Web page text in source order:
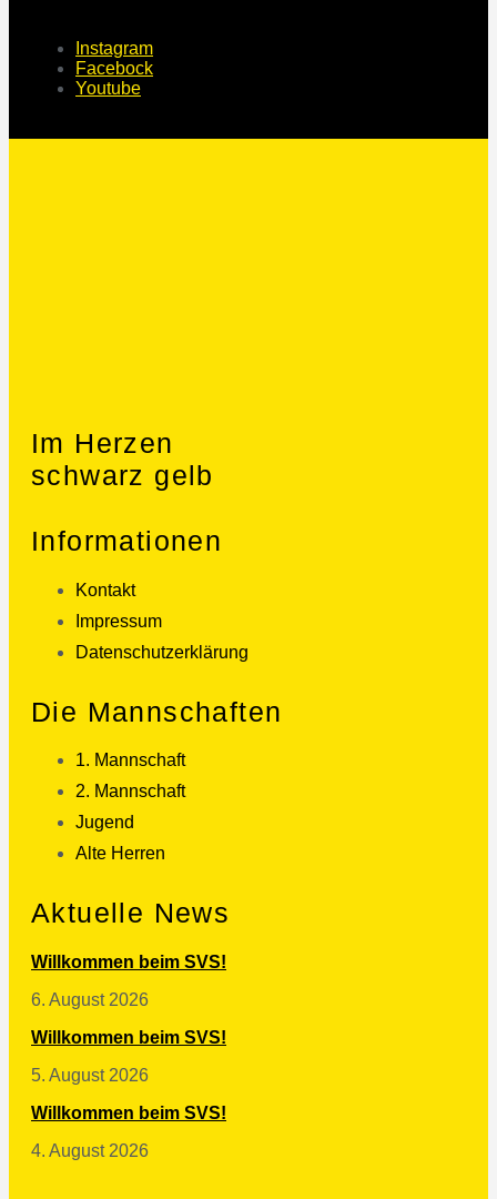
Instagram
Facebock
Youtube
Im Herzen
schwarz gelb
Informationen
Kontakt
Impressum
Datenschutzerklärung
Die Mannschaften
1. Mannschaft
2. Mannschaft
Jugend
Alte Herren
Aktuelle News
Willkommen beim SVS!
6. August 2026
Willkommen beim SVS!
5. August 2026
Willkommen beim SVS!
4. August 2026